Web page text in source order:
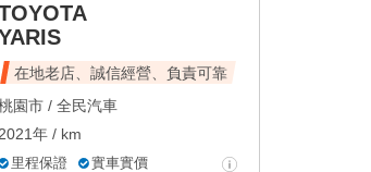
在地老店、誠信經營、負責可靠
園市 / 全民汽車
2021年 / km
里程保證
實車實價